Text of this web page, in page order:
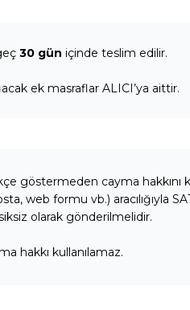
30 gün içinde teslim edilir.
ek masraflar ALICI’ya aittir.
göstermeden cayma hakkını
web formu vb.) aracılığıyla
olarak gönderilmelidir.
hakkı kullanılamaz.